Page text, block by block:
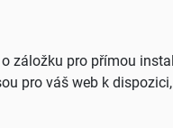
záložku pro přímou
pro váš web k